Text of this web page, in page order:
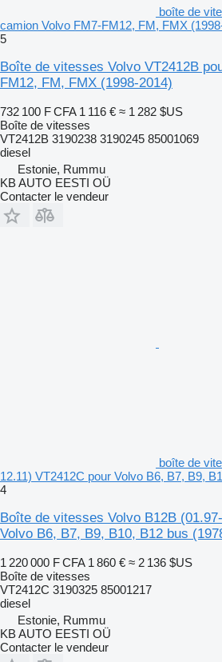
boîte de
camion Volvo FM7-FM12, FM, FMX
5
Boîte de vitesses Volvo VT2412B
FM12, FM, FMX (1998-2014)
732 100 F CFA 1 116 € ≈ 1 282 $US
Boîte de vitesses
VT2412B 3190238 3190245 85001069
diesel
Estonie, Rummu
KB AUTO EESTI OÜ
Contacter le vendeur
boîte de
12.11) VT2412C pour Volvo B6, B7, B9,
4
Boîte de vitesses Volvo B12B
Volvo B6, B7, B9, B10, B12 bus
1 220 000 F CFA 1 860 € ≈ 2 136 $US
Boîte de vitesses
VT2412C 3190325 85001217
diesel
Estonie, Rummu
KB AUTO EESTI OÜ
Contacter le vendeur